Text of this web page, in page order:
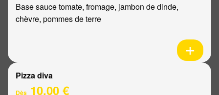
Base sauce tomate, fromage, jambon de dinde,
chèvre, pommes de terre
Pizza diva
Dès 10.00 €